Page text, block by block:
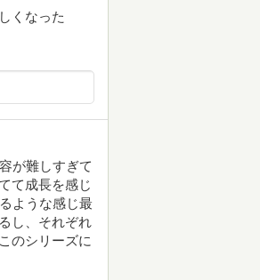
くなった
が難しすぎて
て成長を感じ
ような感じ最
し、それぞれ
のシリーズに